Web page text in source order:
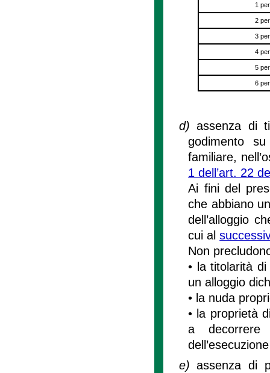
1
2
3
4
5
6
d)assenza di
godimento
familiare,
1 dell’art. 22
Ai fini del
che abbiano
dell’alloggio
cui al
Non
• la titolarità
un alloggio
• la nuda
• la proprietà
a decorrere
e)assenza di